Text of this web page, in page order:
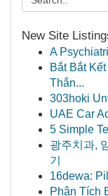
New Site
A
Bắt Bắt
Thắn...
303hoki
UAE Car
5 Simple
광주치과,
기
16dewa:
Phân Tích